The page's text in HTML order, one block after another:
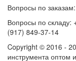
Вопросы по
Вопросы по складу:
(917) 849-37-14
Copyright © 2016 -
инструмента оптом